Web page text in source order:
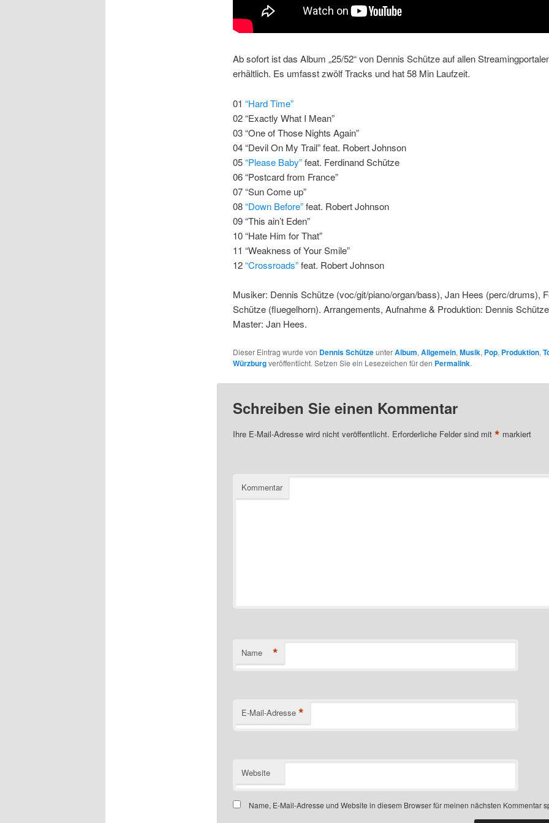
Ab sofort ist das Album „25/52“ von Dennis Schütze auf allen
erhältlich. Es umfasst zwölf Tracks und hat 58 Min Laufzeit.
01 “Hard Time”
02 “Exactly What I Mean”
03 “One of Those Nights Again”
04 “Devil On My Trail” feat. Robert Johnson
05“Please Baby”feat. Ferdinand Schütze
06 “Postcard from France”
07 “Sun Come up”
08“Down Before”feat. Robert Johnson
09 “This ain’t Eden”
10 “Hate Him for That”
11 “Weakness of Your Smile”
12“Crossroads”feat. Robert Johnson
Musiker: Dennis Schütze (voc/git/piano/organ/bass), Jan Hees (perc/drums),
Schütze (fluegelhorn). Arrangements, Aufnahme & Produktion: Dennis
Master: Jan Hees.
Dieser Eintrag wurde von Dennis SchützeunterAlbum, Allgemein, Musik, Pop, Produktion,
Würzburgveröffentlicht. Setzen Sie ein Lesezeichen für den Permalink.
Schreiben Sie einen Kommentar
Ihre E-Mail-Adresse wird nicht veröffentlicht. Erforderliche Felder sind mit * markiert
Kommentar
Name *
E-Mail-Adresse *
Website
Name, E-Mail-Adresse und Website in diesem Browser für meinen nächsten Kommentar